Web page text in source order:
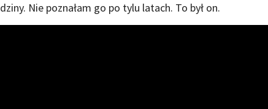
Nie poznałam go po tylu latach. To był on.